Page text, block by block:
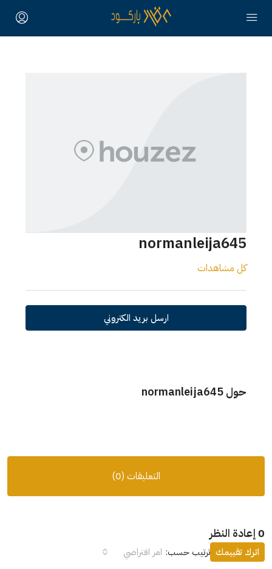
normanleija645
كل مشاهدات
ارسل بريد الكتروني
حول normanleija645
التعليقات (0)
0 إعادة النظر
ترتيب حسب: امر افتراضي اترك تقييمك